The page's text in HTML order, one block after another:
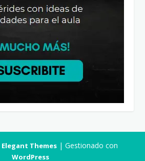
Elegant Themes| Gestionado con
WordPress